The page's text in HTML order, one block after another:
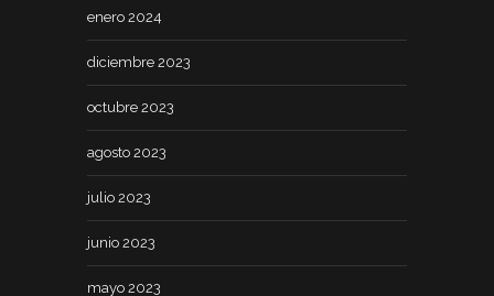
enero 2024
diciembre 2023
octubre 2023
agosto 2023
julio 2023
junio 2023
mayo 2023